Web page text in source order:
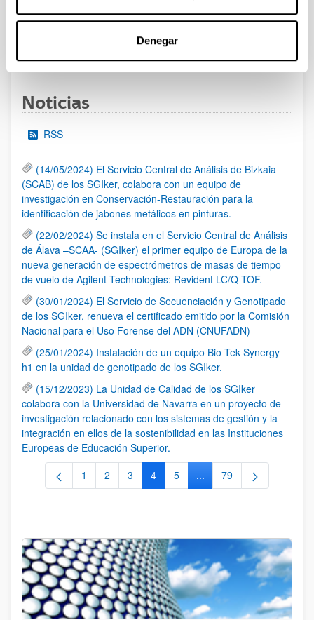
Denegar
Páginas intermedias Use
Noticias
RSS
(14/05/2024) El Servicio Central de Análisis de Bizkaia
(SCAB) de los SGIker, colabora con un equipo de
investigación en Conservación-Restauración para la
identificación de jabones metálicos en pinturas.
(22/02/2024) Se instala en el Servicio Central de Análisis
de Álava –SCAA- (SGIker) el primer equipo de Europa de la
nueva generación de espectrómetros de masas de tiempo
de vuelo de Agilent Technologies: Revident LC/Q-TOF.
(30/01/2024) El Servicio de Secuenciación y Genotipado
de los SGIker, renueva el certificado emitido por la Comisión
Nacional para el Uso Forense del ADN (CNUFADN)
(25/01/2024) Instalación de un equipo Bio Tek Synergy
h1 en la unidad de genotipado de los SGIker.
(15/12/2023) La Unidad de Calidad de los SGIker
colabora con la Universidad de Navarra en un proyecto de
investigación relacionado con los sistemas de gestión y la
integración en ellos de la sostenibilidad en las Instituciones
Europeas de Educación Superior.
Página
1 Página
2 Página
3 Página
4 Página
5 ...Páginas intermedias
Página
79